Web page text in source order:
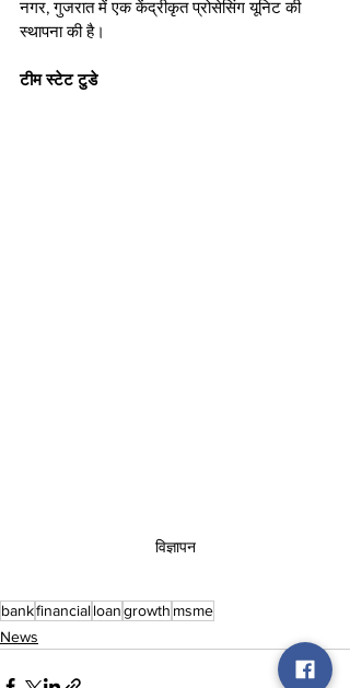
नगर, गुजरात में एक केंद्रीकृत प्रोसेसिंग यूनिट की
स्थापना की है।
टीम स्टेट टुडे
विज्ञापन
bankfinancialloangrowth msme
News